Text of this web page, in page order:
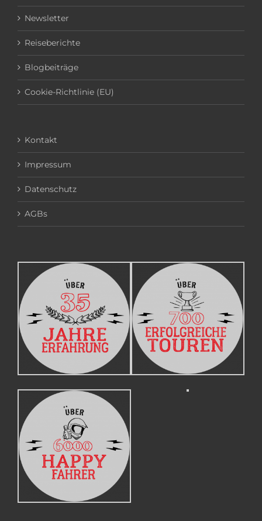
Newsletter
Reiseberichte
Blogbeiträge
Cookie-Richtlinie (EU)
Kontakt
Impressum
Datenschutz
AGBs